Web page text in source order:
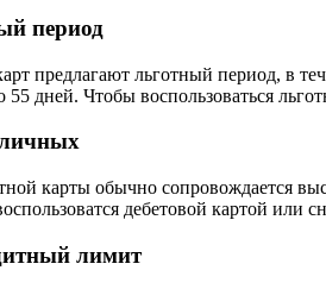
период
предлагают льготный период, в
55 дней. Чтобы воспользоваться
карты обычно сопровождается
дебетовой картой или
лимит